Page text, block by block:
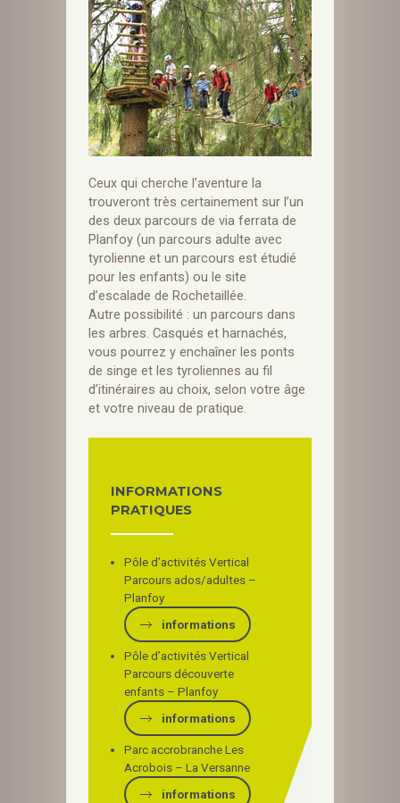
Ceux qui cherche l’aventure la
trouveront très certainement sur l’un
des deux parcours de via ferrata de
Planfoy (un parcours adulte avec
tyrolienne et un parcours est étudié
pour les enfants) ou le site
d’escalade de Rochetaillée.
Autre possibilité : un parcours dans
les arbres. Casqués et harnachés,
vous pourrez y enchaîner les ponts
de singe et les tyroliennes au fil
d’itinéraires au choix, selon votre âge
et votre niveau de pratique.
INFORMATIONS
PRATIQUES
Pôle d’activités Vertical
Parcours ados/adultes –
Planfoy
informations
Pôle d’activités Vertical
Parcours découverte
enfants – Planfoy
informations
Parc accrobranche Les
Acrobois – La Versanne
informations